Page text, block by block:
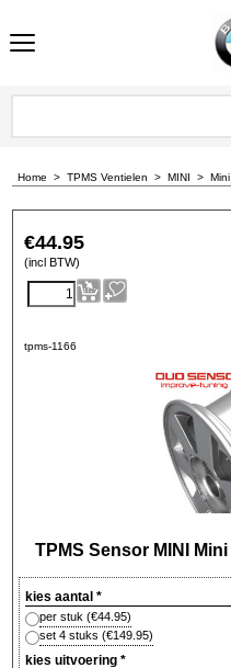
Home > TPMS Ventielen > MINI > Mini
€44.95
(incl BTW)
tpms-1166
TPMS Sensor MINI Mini
kies aantal *
per stuk (€44.95)
set 4 stuks (€149.95)
kies uitvoering *